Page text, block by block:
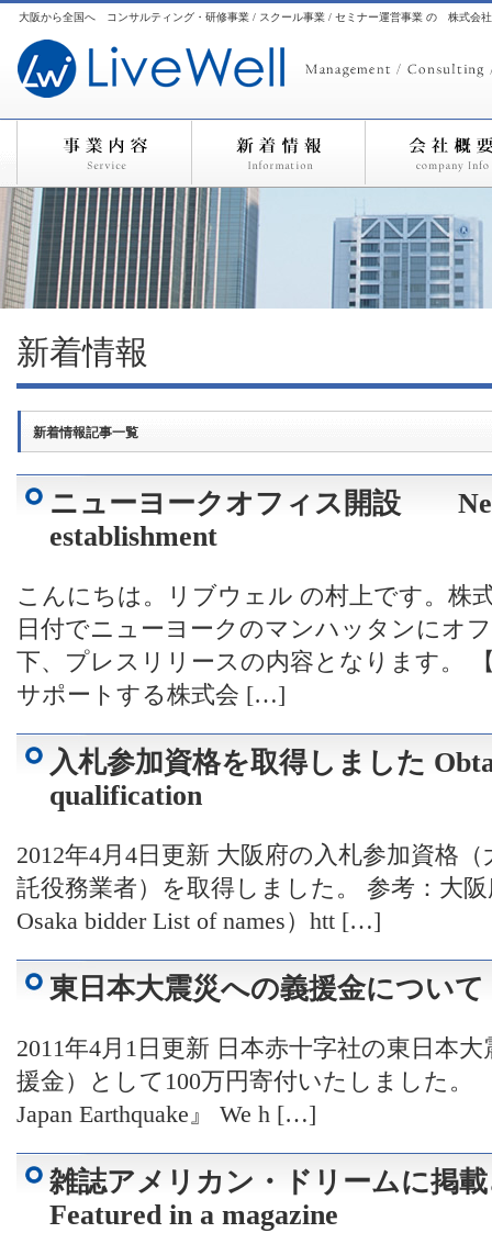
大阪から全国へ コンサルティング・研修事業 / スクール事業 / セミナー運営事業 の 株式会
新着情報
新着情報記事一覧
ニューヨークオフィス開設
establishment
こんにちは。リブウェル の村上です。株
日付でニューヨークのマンハッタンにオ
下、プレスリリースの内容となります。
サポートする株式会 […]
入札参加資格を取得しました
qualification
2012年4月4日更新 大阪府の入札参加資格
託役務業者）を取得しました。 参考：大阪
Osaka bidder List of names）htt […]
東日本大震災への義援金について
2011年4月1日更新 日本赤十字社の東日本
援金）として100万円寄付いたしました。
Japan Earthquake』 We h […]
雑誌アメリカン・ドリームに掲
Featured in a magazine